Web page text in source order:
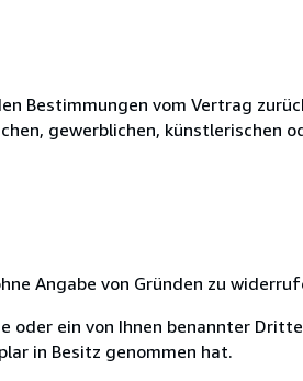
Bestimmungen vom Vertrag
gewerblichen, künstlerischen
Angabe von Gründen zu
ein von Ihnen benannter
in Besitz genommen hat.